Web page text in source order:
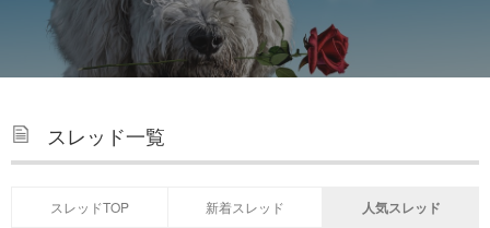
スレッド一覧
スレッドTOP 新着スレッド 人気スレッド